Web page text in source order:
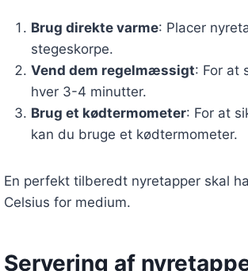
Brug direkte varme: Placer
stegeskorpe.
Vend dem regelmæssigt: For at
hver 3-4 minutter.
Brug et kødtermometer: For at
kan du bruge et kødtermometer.
En perfekt tilberedt nyretapper skal
Celsius for medium.
Servering af